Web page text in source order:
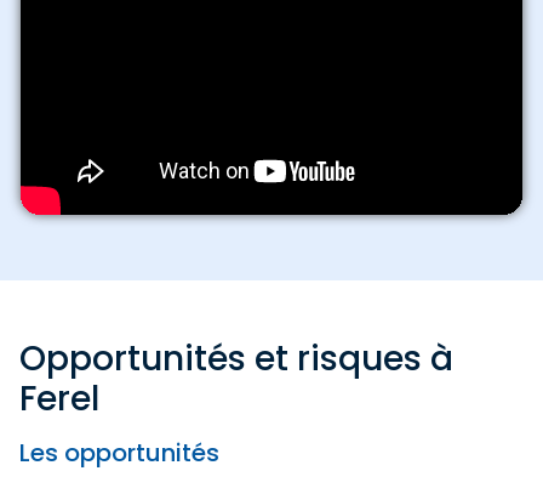
Opportunités et risques à
Ferel
Les opportunités